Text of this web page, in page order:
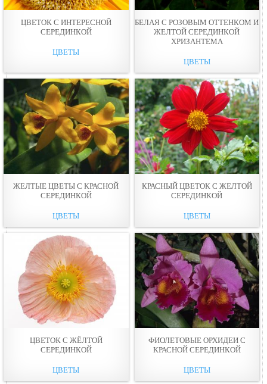
ЦВЕТОК С ИНТЕРЕСНОЙ
СЕРЕДИНКОЙ
ЦВЕТЫ
БЕЛАЯ С РОЗОВЫМ ОТТЕНКОМ И
ЖЕЛТОЙ СЕРЕДИНКОЙ
ХРИЗАНТЕМА
ЦВЕТЫ
ЖЕЛТЫЕ ЦВЕТЫ С КРАСНОЙ
СЕРЕДИНКОЙ
ЦВЕТЫ
КРАСНЫЙ ЦВЕТОК С ЖЕЛТОЙ
СЕРЕДИНКОЙ
ЦВЕТЫ
ЦВЕТОК С ЖЁЛТОЙ
СЕРЕДИНКОЙ
ЦВЕТЫ
ФИОЛЕТОВЫЕ ОРХИДЕИ С
КРАСНОЙ СЕРЕДИНКОЙ
ЦВЕТЫ